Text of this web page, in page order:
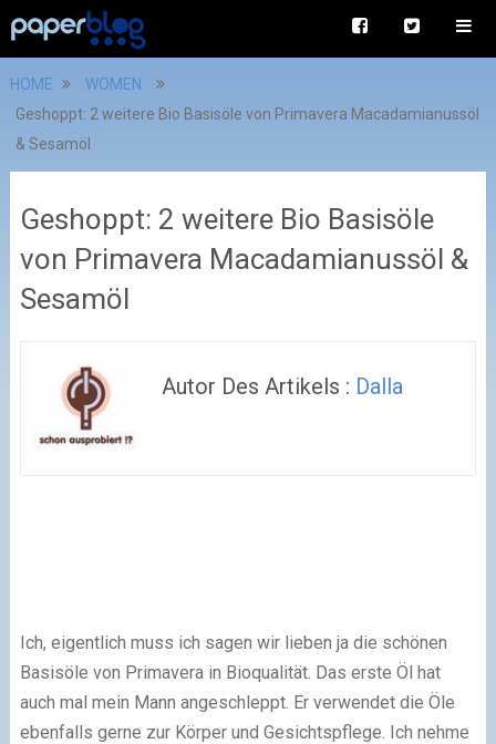
HOME
WOMEN
Geshoppt: 2 weitere Bio Basisöle von Primavera Macadamianussöl
& Sesamöl
Geshoppt: 2 weitere Bio Basisöle
von Primavera Macadamianussöl &
Sesamöl
Autor Des Artikels : Dalla
Ich, eigentlich muss ich sagen wir lieben ja die schönen
Basisöle von Primavera in Bioqualität. Das erste Öl hat
auch mal mein Mann angeschleppt. Er verwendet die Öle
ebenfalls gerne zur Körper und Gesichtspflege. Ich nehme